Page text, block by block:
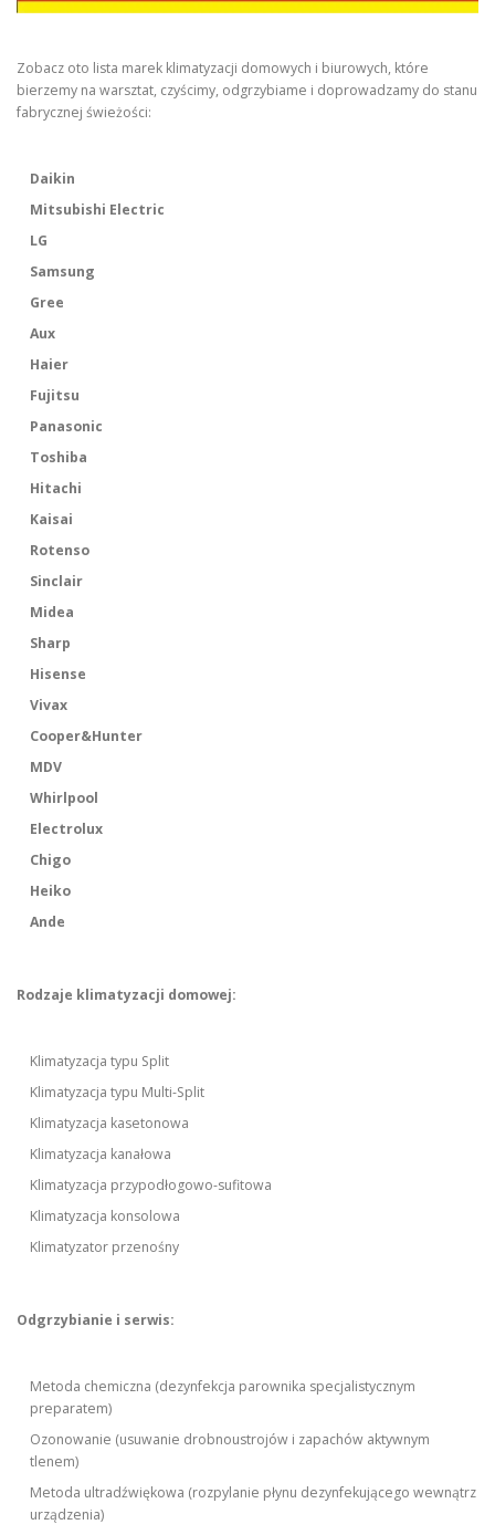
Zobacz oto lista marek klimatyzacji domowych i biurowych, które
bierzemy na warsztat, czyścimy, odgrzybiame i doprowadzamy do stanu
fabrycznej świeżości:
Daikin
Mitsubishi Electric
LG
Samsung
Gree
Aux
Haier
Fujitsu
Panasonic
Toshiba
Hitachi
Kaisai
Rotenso
Sinclair
Midea
Sharp
Hisense
Vivax
Cooper&Hunter
MDV
Whirlpool
Electrolux
Chigo
Heiko
Ande
Rodzaje klimatyzacji domowej:
Klimatyzacja typu Split
Klimatyzacja typu Multi-Split
Klimatyzacja kasetonowa
Klimatyzacja kanałowa
Klimatyzacja przypodłogowo-sufitowa
Klimatyzacja konsolowa
Klimatyzator przenośny
Odgrzybianie i serwis:
Metoda chemiczna (dezynfekcja parownika specjalistycznym
preparatem)
Ozonowanie (usuwanie drobnoustrojów i zapachów aktywnym
tlenem)
Metoda ultradźwiękowa (rozpylanie płynu dezynfekującego wewnątrz
urządzenia)